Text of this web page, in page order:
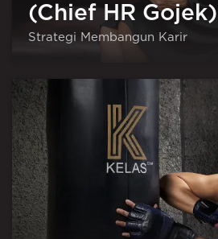
(Chief HR Gojek)
Strategi Membangun Karir